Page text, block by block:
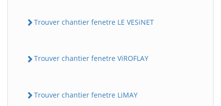
Trouver chantier fenetre LE VESiNET
Trouver chantier fenetre ViROFLAY
Trouver chantier fenetre LiMAY